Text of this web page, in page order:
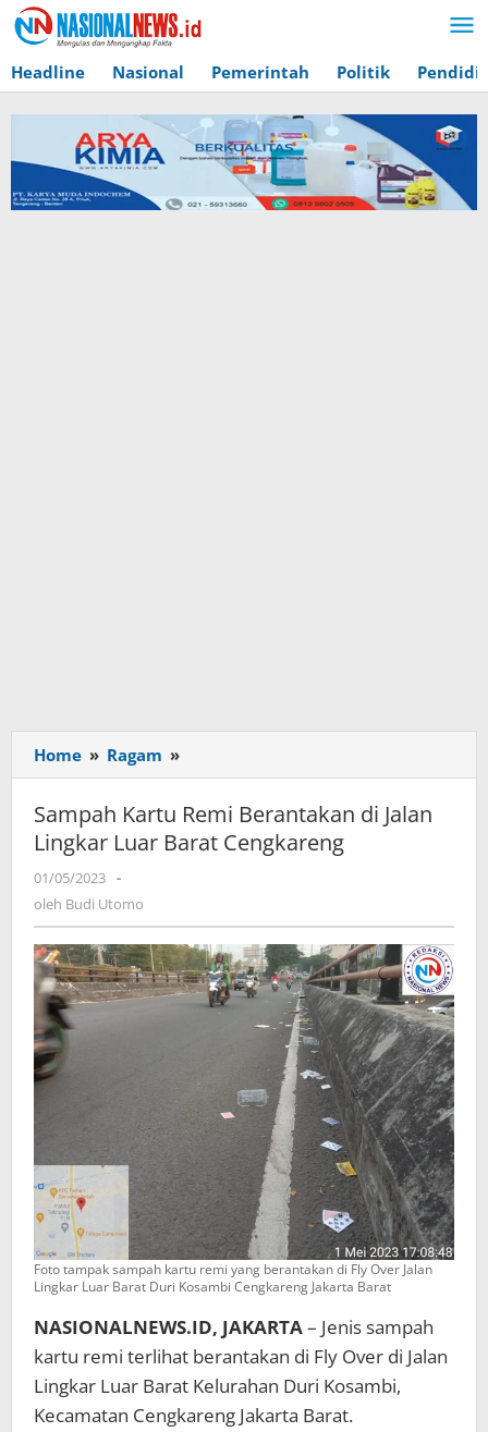
Lewati
ke
konten
Headline Nasional Pemerintah Politik
Home » Ragam »
Kartu
Remi
Berantakan
di
Luar
Barat
Cengkareng
Sampah Kartu Remi Berantakan di Jalan
Lingkar Luar Barat Cengkareng
01/05/2023 oleh
Budi
-
oleh Budi Utomo
Foto tampak sampah kartu remi yang berantakan di Fly Over Jalan
Lingkar Luar Barat Duri Kosambi Cengkareng Jakarta Barat
NASIONALNEWS.ID, JAKARTA– Jenis sampah
kartu remi terlihat berantakan di Fly Over di Jalan
Lingkar Luar Barat Kelurahan Duri Kosambi,
Kecamatan Cengkareng Jakarta Barat.